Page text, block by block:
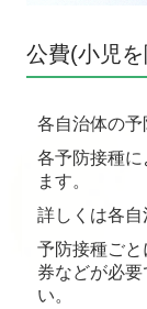
公費(小児
各自治体の予
各予防接種
ます。
詳しくは各自
予防接種ご
券などが必
い。